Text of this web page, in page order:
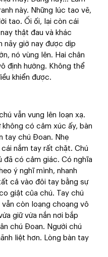
này. Những lúc tao vẽ,
tao. Ối ối, lại còn cái
thật đau và khác
nãy giờ nay được dịp
nó vùng lên. Hai chân
định hướng. Không thể
khiển được.
vẫn vung lên loạn xạ.
có cảm xúc ấy, bàn
tay chú Đoan. Nhẹ
nắm tay rất chặt. Chú
đã có cảm giác. Có nghĩa
ý nghĩ mình, nhanh
cả vào đôi tay bằng sự
giật của chú. Tay chú
còn loạng choạng vô
giữ vừa nắn nơi bắp
chú Đoan. Người chú
liệt hơn. Lòng bàn tay